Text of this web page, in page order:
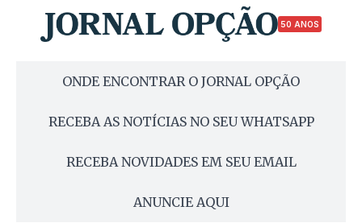
50 ANOS
ONDE ENCONTRAR O JORNAL OPÇÃO
RECEBA AS NOTÍCIAS NO SEU WHATSAPP
RECEBA NOVIDADES EM SEU EMAIL
ANUNCIE AQUI